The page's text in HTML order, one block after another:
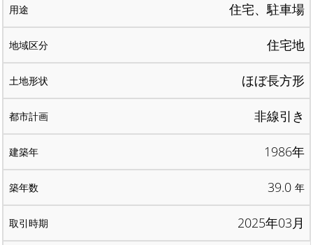
住宅、駐車場
住宅地
ほぼ長方形
非線引き
1986年
39.0 年
2025年03月